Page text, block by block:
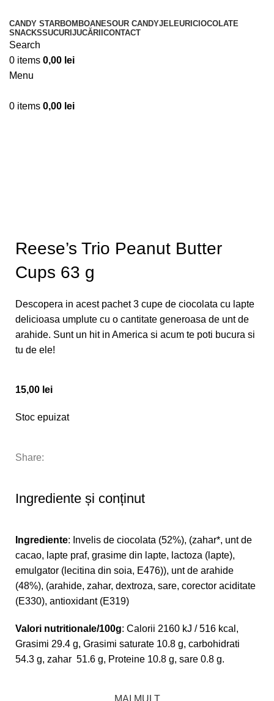
CANDY STARBOMBOANESOUR CANDYJELEURI CIOCOLATE
SNACKSSUCURI JUCĂRII CONTACT
Search
0 items 0,00 lei
Menu
0 items 0,00 lei
Reese’s Trio Peanut Butter
Cups 63 g
Descopera in acest pachet 3 cupe de ciocolata cu lapte
delicioasa umplute cu o cantitate generoasa de unt de
arahide. Sunt un hit in America si acum te poti bucura si
tu de ele!
15,00 lei
Stoc epuizat
Share:
Ingrediente și conținut
Ingrediente: Invelis de ciocolata (52%), (zahar*, unt de
cacao, lapte praf, grasime din lapte, lactoza (lapte),
emulgator (lecitina din soia, E476)), unt de arahide
(48%), (arahide, zahar, dextroza, sare, corector aciditate
(E330), antioxidant (E319)
Valori nutritionale/100g: Calorii 2160 kJ / 516 kcal,
Grasimi 29.4 g, Grasimi saturate 10.8 g, carbohidrati
54.3 g, zahar 51.6 g, Proteine 10.8 g, sare 0.8 g.